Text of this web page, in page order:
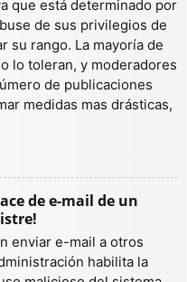
que está determinado por
de sus privilegios de
su rango. La mayoría de
lo toleran, y moderadores
de publicaciones
medidas mas drásticas,
de e-mail de un
enviar e-mail a otros
habilita la